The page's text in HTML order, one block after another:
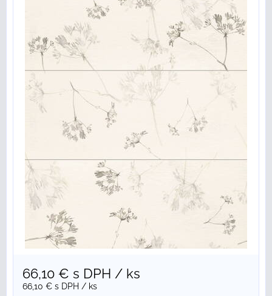
66,10 € s DPH / ks
66,10 € s DPH / ks